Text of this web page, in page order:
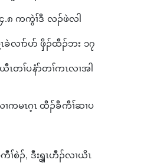
.၈ ကကွဲၢ်ဒီ လၣ်ဖဲလါ
လၢာ်ပာ် ဖှိၣ်ထီၣ်ဘး ၁၇
တၢ်ပနံာ်တၢ်ကၤလၢအါ
ကမၤဂ့ၤ ထီၣ်ခီကီၢ်ဆၢပ
စဲၣ်, ဒီးၡွ့ၤဟီၣ်လၢယိၤ